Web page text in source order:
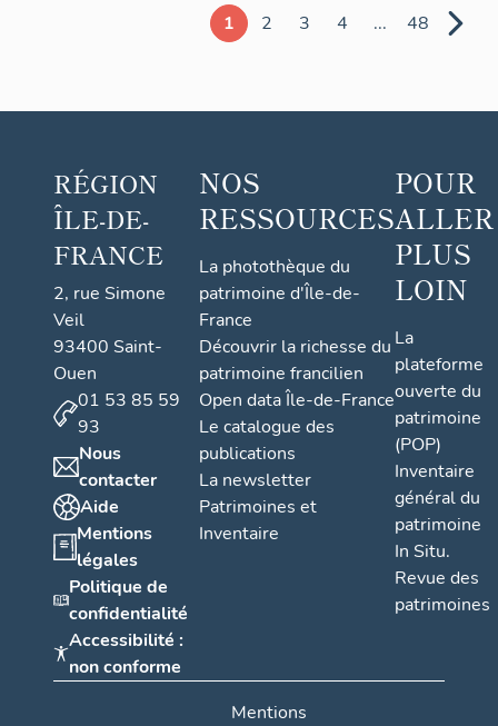
1 2 3 4 ... 48
RÉGION
ÎLE-DE-
FRANCE
2, rue Simone
Veil
93400 Saint-
Ouen
01 53 85 59
93
Nous
contacter
Aide
Mentions
légales
Politique de
confidentialité
Accessibilité :
non conforme
NOS
RESSOURCES
La photothèque du
patrimoine d'Île-de-
France
Découvrir la richesse du
patrimoine francilien
Open data Île-de-France
Le catalogue des
publications
La newsletter
Patrimoines et
Inventaire
POUR
ALLER
PLUS
LOIN
La
plateforme
ouverte du
patrimoine
(POP)
Inventaire
général du
patrimoine
In Situ.
Revue des
patrimoines
Mentions